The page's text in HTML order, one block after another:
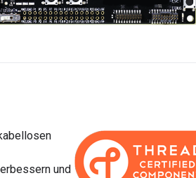
und